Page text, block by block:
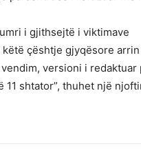
i gjithsejtë i viktimave
çështje gjyqësore arrin
versioni i redaktuar
11 shtator”, thuhet një